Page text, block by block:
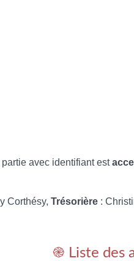
partie avec identifiant est
Corthésy, Trésorière :
֎ Liste des